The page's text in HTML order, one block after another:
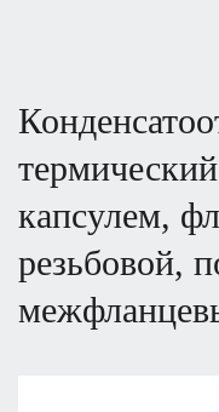
конденсатоотводчик
капсулем,
резьбовой,